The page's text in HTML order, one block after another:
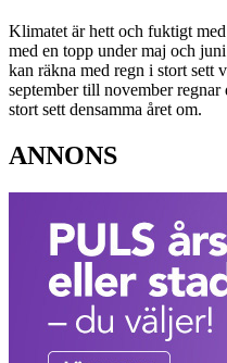
Klimatet är hett och fuktigt
med en topp under maj och
kan räkna med regn i stort sett
september till november
stort sett densamma året om.
ANNONS